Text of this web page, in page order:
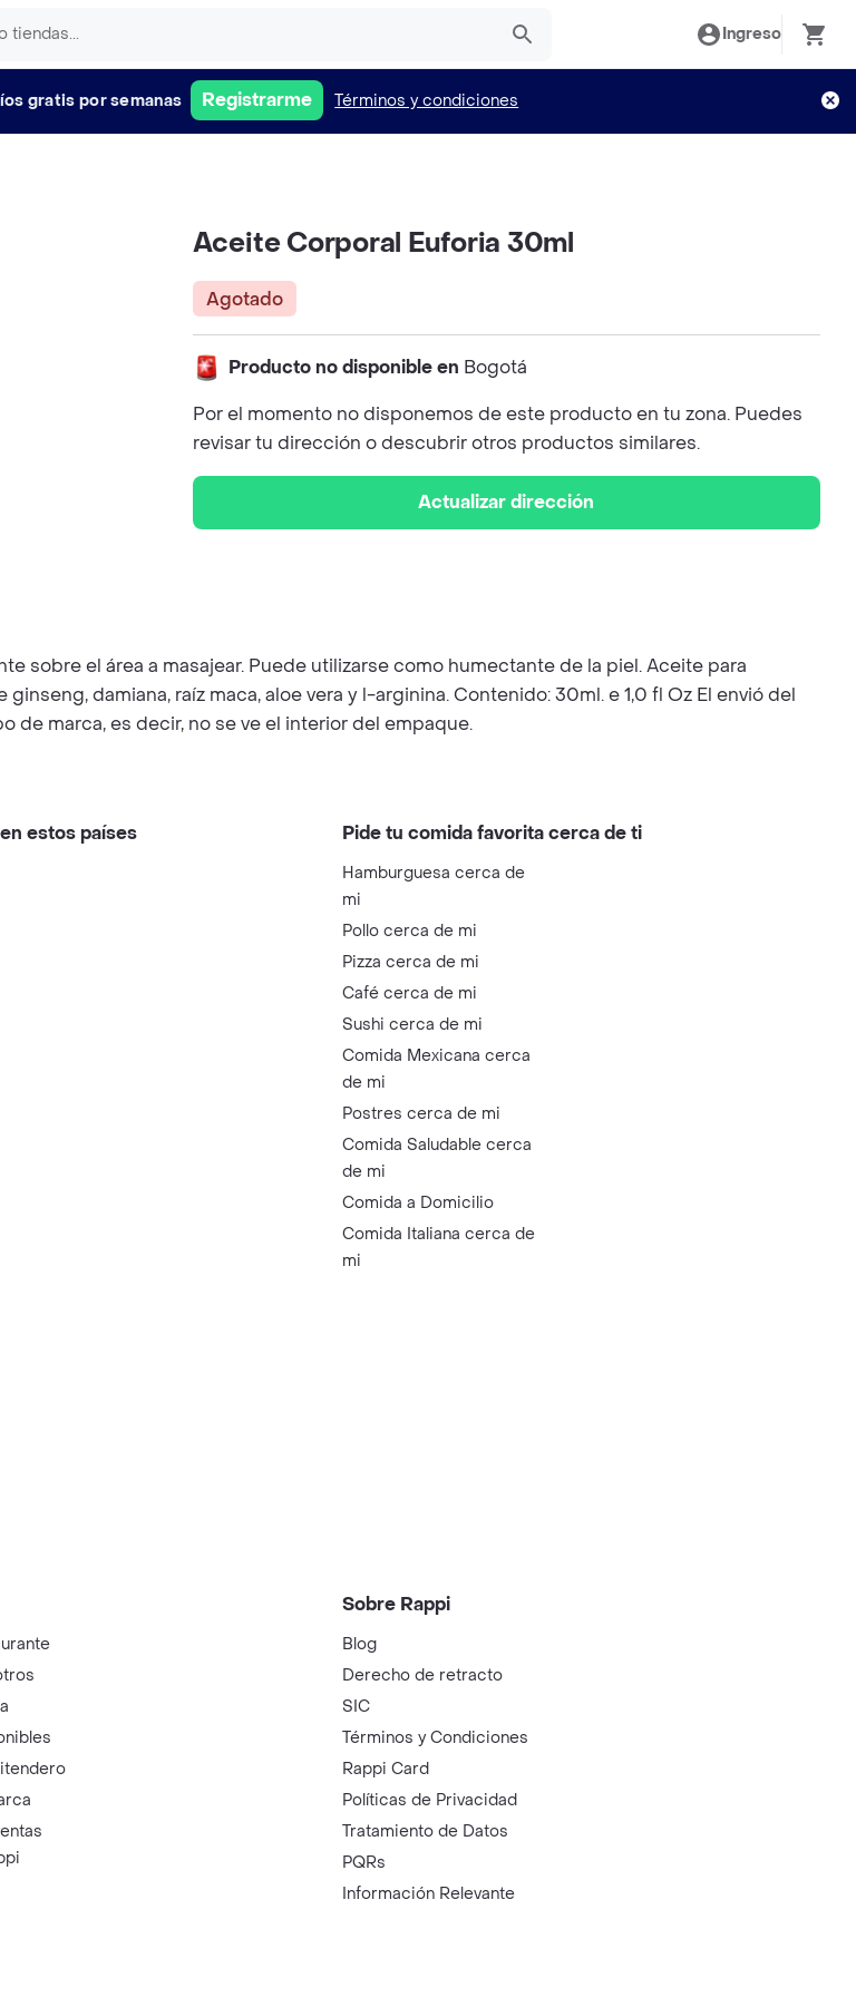
Ingreso
gratis por semanas Registrarme Términos y condiciones
Aceite Corporal Euforia 30ml
Agotado
Producto no disponible en Bogotá
Por el momento no disponemos de este producto en tu zona. Puedes
revisar tu dirección o descubrir otros productos similares.
Actualizar dirección
sobre el área a masajear. Puede utilizarse como humectante de la piel. Aceite para
damiana, raíz maca, aloe vera y l-arginina. Contenido: 30ml. e 1,0 fl Oz El envió del
marca, es decir, no se ve el interior del empaque.
estos países Pide tu comida favorita cerca de ti
Hamburguesa cerca de
mi
Pollo cerca de mi
Pizza cerca de mi
Café cerca de mi
Sushi cerca de mi
Comida Mexicana cerca
de mi
Postres cerca de mi
Comida Saludable cerca
de mi
Comida a Domicilio
Comida Italiana cerca de
mi
Sobre Rappi
Blog
Derecho de retracto
SIC
Términos y Condiciones
Rappi Card
Políticas de Privacidad
Tratamiento de Datos
PQRs
Información Relevante